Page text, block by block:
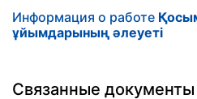
Информация о работе
ұйымдарының әлеуеті
Связанные документы